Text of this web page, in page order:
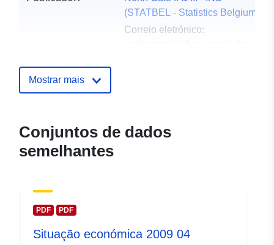
(STATBEL - Statistics Belgium)
Correio eletrónico:
Correio eletrónico:
Mostrar mais
Conjuntos de dados
semelhantes
PDF PDF
Situação económica 2009 04